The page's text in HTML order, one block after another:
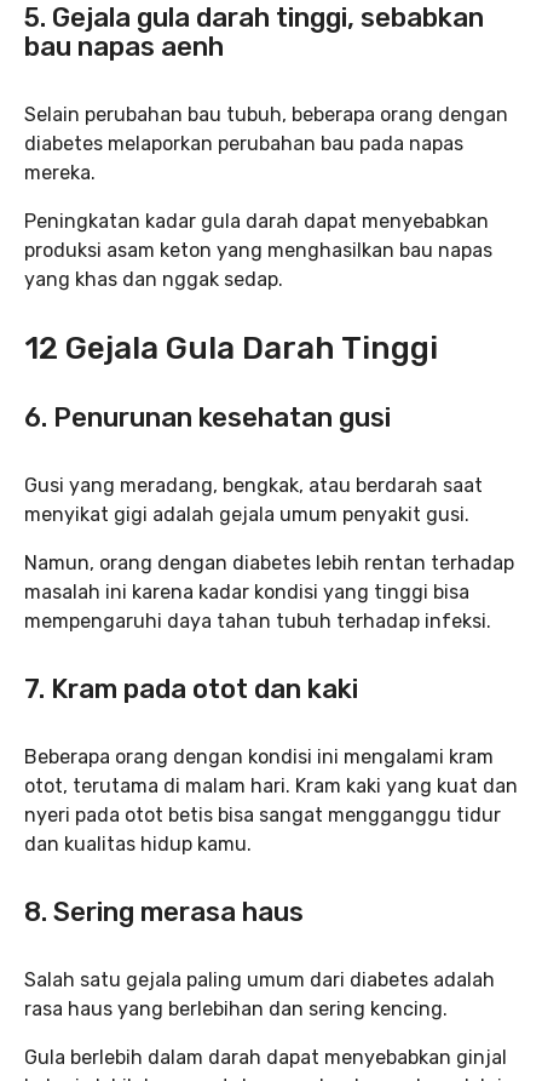
5. Gejala gula darah tinggi, sebabkan
bau napas aenh
Selain perubahan bau tubuh, beberapa orang dengan
diabetes melaporkan perubahan bau pada napas
mereka.
Peningkatan kadar gula darah dapat menyebabkan
produksi asam keton yang menghasilkan bau napas
yang khas dan nggak sedap.
12 Gejala Gula Darah Tinggi
6. Penurunan kesehatan gusi
Gusi yang meradang, bengkak, atau berdarah saat
menyikat gigi adalah gejala umum penyakit gusi.
Namun, orang dengan diabetes lebih rentan terhadap
masalah ini karena kadar kondisi yang tinggi bisa
mempengaruhi daya tahan tubuh terhadap infeksi.
7. Kram pada otot dan kaki
Beberapa orang dengan kondisi ini mengalami kram
otot, terutama di malam hari. Kram kaki yang kuat dan
nyeri pada otot betis bisa sangat mengganggu tidur
dan kualitas hidup kamu.
8. Sering merasa haus
Salah satu gejala paling umum dari diabetes adalah
rasa haus yang berlebihan dan sering kencing.
Gula berlebih dalam darah dapat menyebabkan ginjal